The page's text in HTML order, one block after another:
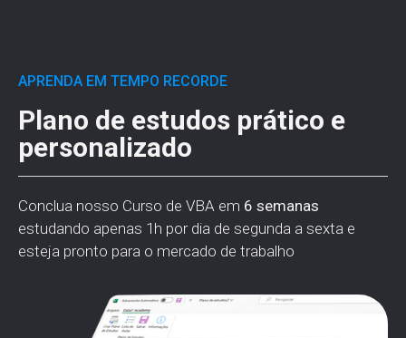
APRENDA EM TEMPO RECORDE
Plano de estudos prático e
personalizado
Conclua nosso Curso de VBA em 6 semanas
estudando apenas 1h por dia de segunda a sexta e
esteja pronto para o mercado de trabalho